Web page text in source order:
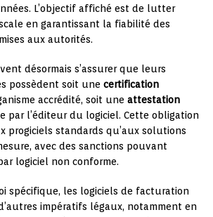
L’objectif affiché est de lutter
en garantissant la fiabilité des
aux autorités.
désormais s’assurer que leurs
possèdent soit une certification
accrédité, soit une attestation
par l’éditeur du logiciel. Cette obligation
progiciels standards qu’aux solutions
avec des sanctions pouvant
logiciel non conforme.
spécifique, les logiciels de facturation
impératifs légaux, notamment en